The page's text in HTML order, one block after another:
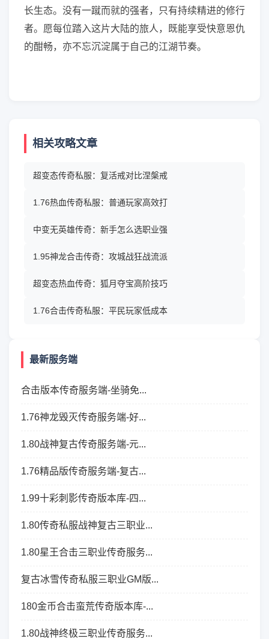
长生态。没有一蹴而就的强者，只有持续精进的修行
者。愿每位踏入这片大陆的旅人，既能享受快意恩仇
的酣畅，亦不忘沉淀属于自己的江湖节奏。
相关攻略文章
超变态传奇私服：复活戒对比涅槃戒
1.76热血传奇私服：普通玩家高效打
中变无英雄传奇：新手怎么选职业强
1.95神龙合击传奇：攻城战狂战流派
超变态热血传奇：狐月夺宝高阶技巧
1.76合击传奇私服：平民玩家低成本
最新服务端
合击版本传奇服务端-坐骑免...
1.76神龙毁灭传奇服务端-好...
1.80战神复古传奇服务端-元...
1.76精品版传奇服务端-复古...
1.99十彩刺影传奇版本库-四...
1.80传奇私服战神复古三职业...
1.80星王合击三职业传奇服务...
复古冰雪传奇私服三职业GM版...
180金币合击蛮荒传奇版本库-...
1.80战神终极三职业传奇服务...